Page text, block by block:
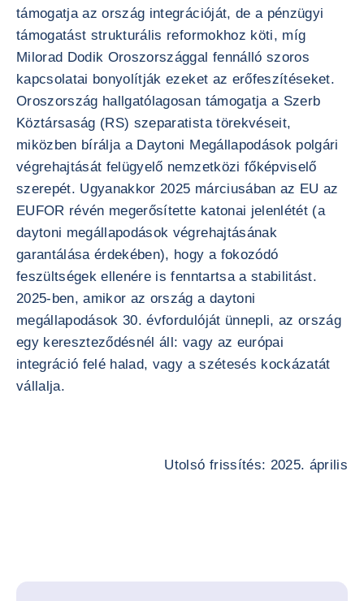
támogatja az ország integrációját, de a pénzügyi
támogatást strukturális reformokhoz köti, míg
Milorad Dodik Oroszországgal fennálló szoros
kapcsolatai bonyolítják ezeket az erőfeszítéseket.
Oroszország hallgatólagosan támogatja a Szerb
Köztársaság (RS) szeparatista törekvéseit,
miközben bírálja a Daytoni Megállapodások polgári
végrehajtását felügyelő nemzetközi főképviselő
szerepét. Ugyanakkor 2025 márciusában az EU az
EUFOR révén megerősítette katonai jelenlétét (a
daytoni megállapodások végrehajtásának
garantálása érdekében), hogy a fokozódó
feszültségek ellenére is fenntartsa a stabilitást.
2025-ben, amikor az ország a daytoni
megállapodások 30. évfordulóját ünnepli, az ország
egy kereszteződésnél áll: vagy az európai
integráció felé halad, vagy a szétesés kockázatát
vállalja.
Utolsó frissítés: 2025. április